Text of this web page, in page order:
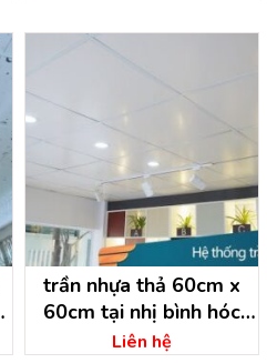
trần nhựa thả 60cm x
60cm tại nhị bình hóc
môn – hồ chí minh
Liên hệ